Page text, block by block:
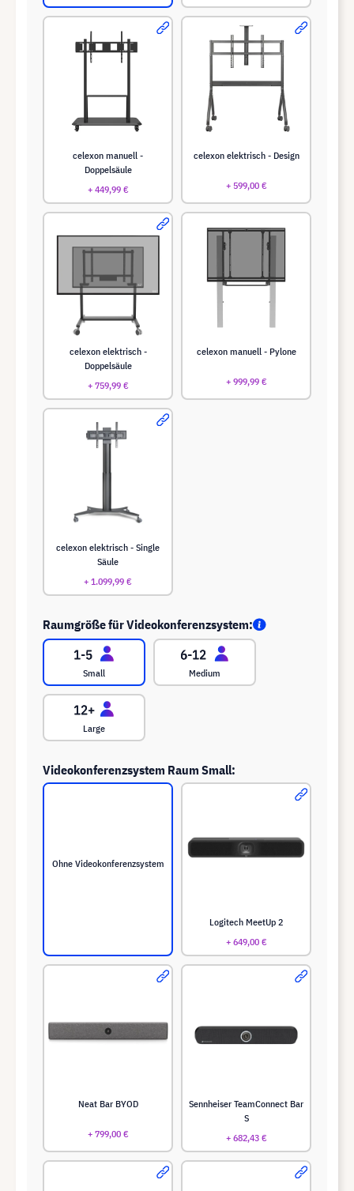
celexon manuell -
Doppelsäule
+ 449,99 €
celexon elektrisch - Design
+ 599,00 €
celexon elektrisch -
Doppelsäule
+ 759,99 €
celexon manuell - Pylone
+ 999,99 €
celexon elektrisch - Single
Säule
+ 1.099,99 €
Raumgröße für Videokonferenzsystem:
Small Medium
Large
Videokonferenzsystem Raum Small:
Ohne Videokonferenzsystem
Logitech MeetUp 2
+ 649,00 €
Neat Bar BYOD
+ 799,00 €
Sennheiser TeamConnect Bar
S
+ 682,43 €